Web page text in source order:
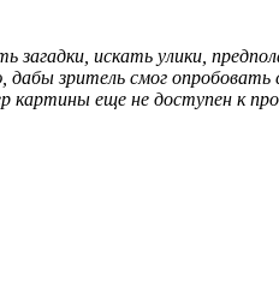
искать улики,
зритель смог
картины еще не доступен к